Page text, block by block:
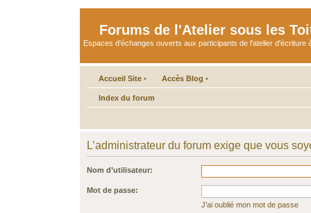
Forums de l'Atelier sous les
Espaces d'échanges ouverts aux participants de l'atelier d'écriture
Accueil Site • Accès Blog •
Index du forum
L’administrateur du forum exige que vous
Nom d’utilisateur:
Mot de passe:
J’ai oublié mon mot de passe